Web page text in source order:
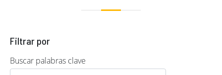
Filtrar por
Buscar palabras clave